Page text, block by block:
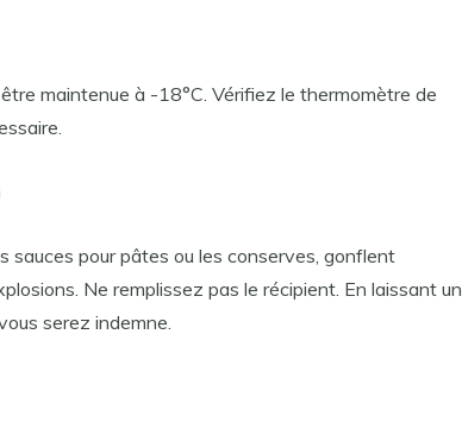
maintenue à -18°C. Vérifiez le thermomètre de
sauces pour pâtes ou les conserves, gonflent
Ne remplissez pas le récipient. En laissant un
serez indemne.